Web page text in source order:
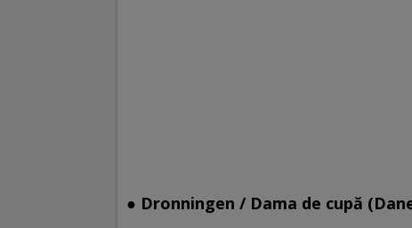
● Dronningen / Dama de cupă